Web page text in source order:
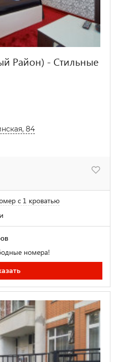
Район) - Стильные
84
с 1 кроватью
номера!